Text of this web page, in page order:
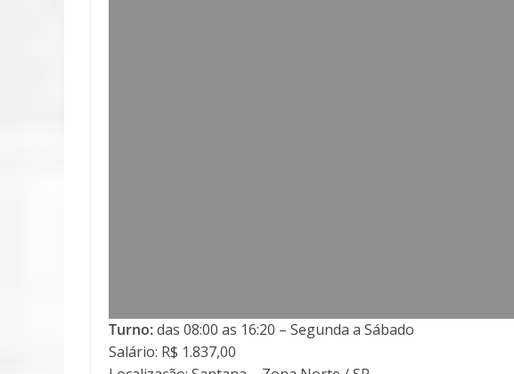
Turno:das 08:00 as 16:20 – Segunda a Sábado
Salário: R$ 1.837,00